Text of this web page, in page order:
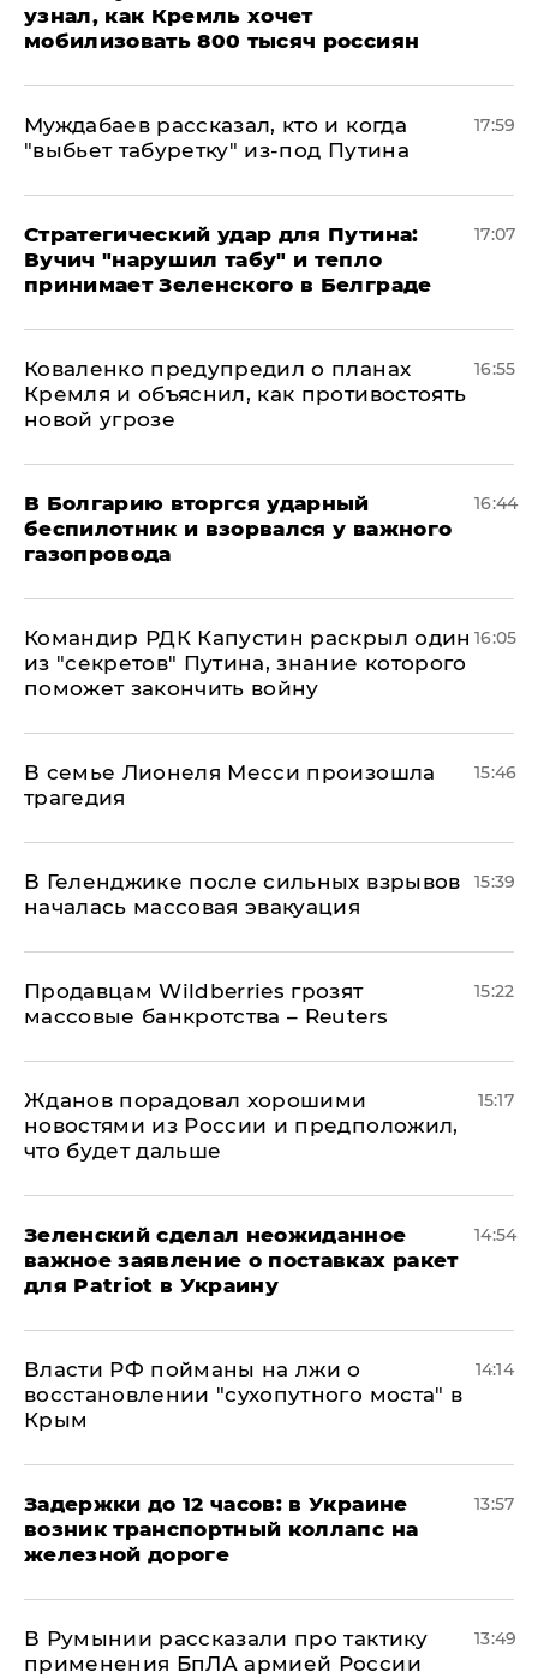
узнал, как Кремль хочет
мобилизовать 800 тысяч россиян
Муждабаев рассказал, кто и когда
"выбьет табуретку" из-под Путина
17:59
Стратегический удар для Путина:
Вучич "нарушил табу" и тепло
принимает Зеленского в Белграде
17:07
Коваленко предупредил о планах
Кремля и объяснил, как противостоять
новой угрозе
16:55
В Болгарию вторгся ударный
беспилотник и взорвался у важного
газопровода
16:44
Командир РДК Капустин раскрыл один
из "секретов" Путина, знание которого
поможет закончить войну
16:05
В семье Лионеля Месси произошла
трагедия
15:46
В Геленджике после сильных взрывов
началась массовая эвакуация
15:39
Продавцам Wildberries грозят
массовые банкротства – Reuters
15:22
Жданов порадовал хорошими
новостями из России и предположил,
что будет дальше
15:17
Зеленский сделал неожиданное
важное заявление о поставках ракет
для Patriot в Украину
14:54
Власти РФ пойманы на лжи о
восстановлении "сухопутного моста" в
Крым
14:14
Задержки до 12 часов: в Украине
возник транспортный коллапс на
железной дороге
13:57
В Румынии рассказали про тактику
применения БпЛА армией России
13:49